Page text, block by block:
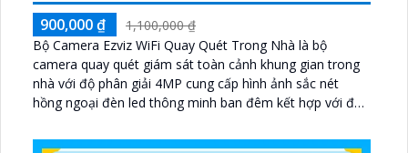
900,000 ₫
1,100,000 ₫
Bộ Camera Ezviz WiFi Quay Quét Trong Nhà là bộ
camera quay quét giám sát toàn cảnh khung gian trong
nhà với độ phân giải 4MP cung cấp hình ảnh sắc nét
hồng ngoại đèn led thông minh ban đêm kết hợp với đầu
lâu dài